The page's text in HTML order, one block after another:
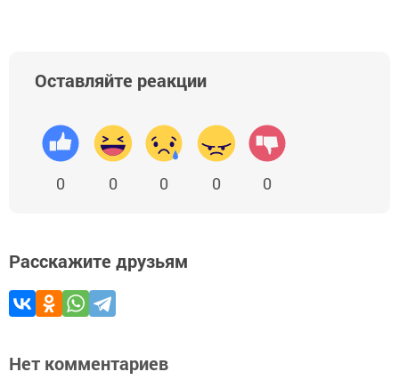
Оставляйте реакции
0 0 0 0 0
Расскажите друзьям
Нет комментариев